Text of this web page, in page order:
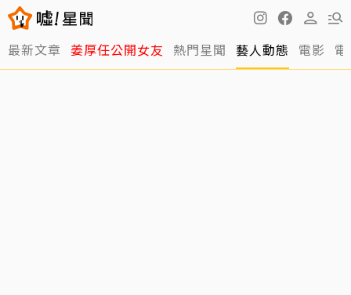
最新文章 姜厚任公開女友 熱門星聞 藝人動態 電影